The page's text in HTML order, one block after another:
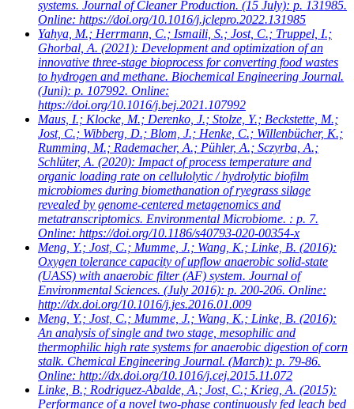
systems. Journal of Cleaner Production. (15 July): p. 131985.
Online: https://doi.org/10.1016/j.jclepro.2022.131985
Yahya, M.; Herrmann, C.; Ismaili, S.; Jost, C.; Truppel, I.;
Ghorbal, A. (2021): Development and optimization of an
innovative three-stage bioprocess for converting food wastes
to hydrogen and methane. Biochemical Engineering Journal.
(Juni): p. 107992. Online:
https://doi.org/10.1016/j.bej.2021.107992
Maus, I.; Klocke, M.; Derenko, J.; Stolze, Y.; Beckstette, M.;
Jost, C.; Wibberg, D.; Blom, J.; Henke, C.; Willenbücher, K.;
Rumming, M.; Rademacher, A.; Pühler, A.; Sczyrba, A.;
Schlüter, A. (2020): Impact of process temperature and
organic loading rate on cellulolytic / hydrolytic biofilm
microbiomes during biomethanation of ryegrass silage
revealed by genome-centered metagenomics and
metatranscriptomics. Environmental Microbiome. : p. 7.
Online: https://doi.org/10.1186/s40793-020-00354-x
Meng, Y.; Jost, C.; Mumme, J.; Wang, K.; Linke, B. (2016):
Oxygen tolerance capacity of upflow anaerobic solid-state
(UASS) with anaerobic filter (AF) system. Journal of
Environmental Sciences. (July 2016): p. 200-206. Online:
http://dx.doi.org/10.1016/j.jes.2016.01.009
Meng, Y.; Jost, C.; Mumme, J.; Wang, K.; Linke, B. (2016):
An analysis of single and two stage, mesophilic and
thermophilic high rate systems for anaerobic digestion of corn
stalk. Chemical Engineering Journal. (March): p. 79-86.
Online: http://dx.doi.org/10.1016/j.cej.2015.11.072
Linke, B.; Rodriguez-Abalde, A.; Jost, C.; Krieg, A. (2015):
Performance of a novel two-phase continuously fed leach bed